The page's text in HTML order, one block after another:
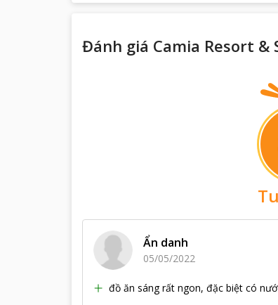
Đánh giá Camia Resort
Ẩn danh
05/05/2022
đồ ăn sáng rất ngon, đặc biệt có